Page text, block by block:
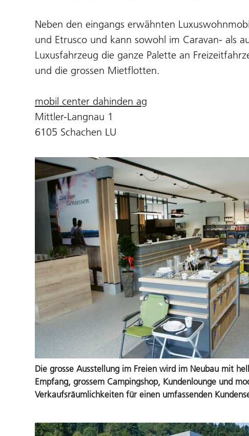
Neben den eingangs erwähnten
und Etrusco und kann sowohl im Caravan- als
Luxusfahrzeug die ganze Palette an
und die grossen Mietflotten.
mobil center dahinden ag
Mittler-Langnau 1
6105 Schachen LU
Die grosse Ausstellung im Freien wird im Neubau mit
Empfang, grossem Campingshop, Kundenlounge und
Verkaufsräumlichkeiten für einen umfassenden